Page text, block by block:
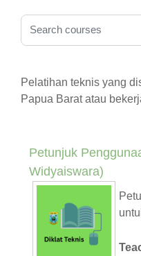
Search courses
Pelatihan teknis yang
Papua Barat atau
Petunjuk
Widyaiswara)